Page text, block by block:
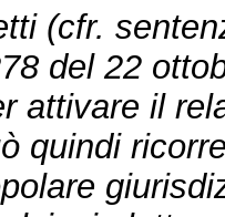
(cfr.
del 22
attivare il
quindi